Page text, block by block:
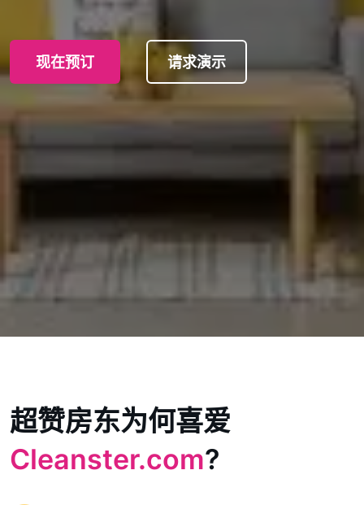
现在预订 请求演示
超赞房东为何喜爱
Cleanster.com?